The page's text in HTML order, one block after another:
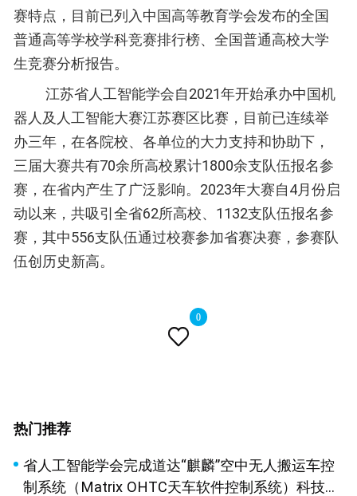

0
赛特点，目前已列入中国高等教育学会发布的全国
普通高等学校学科竞赛排行榜、全国普通高校大学
生竞赛分析报告。
江苏省人工智能学会自2021年开始承办中国机
器人及人工智能大赛江苏赛区比赛，目前已连续举
办三年，在各院校、各单位的大力支持和协助下，
三届大赛共有70余所高校累计1800余支队伍报名参
赛，在省内产生了广泛影响。2023年大赛自4月份启
动以来，共吸引全省62所高校、1132支队伍报名参
赛，其中556支队伍通过校赛参加省赛决赛，参赛队
伍创历史新高。
热门推荐
省人工智能学会完成道达“麒麟”空中无人搬运车控
制系统（Matrix OHTC天车软件控制系统）科技成